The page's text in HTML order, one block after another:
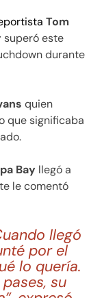
Tom
superó este
durante
quien
que significaba
Bay llegó a
le comentó
llegó
por el
lo quería.
su